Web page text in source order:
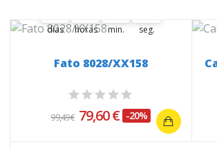
dias horas min. seg.
Fato 8028/XX158
99,49 € 79,60 € -20%